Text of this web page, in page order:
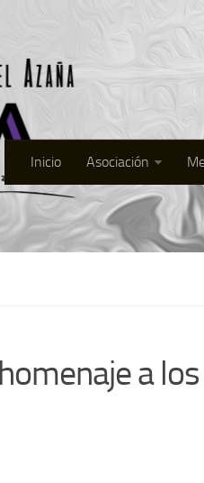
Inicio Asociación
a